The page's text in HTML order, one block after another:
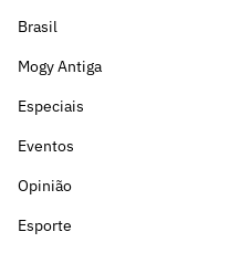
Brasil
Mogy Antiga
Especiais
Eventos
Opinião
Esporte